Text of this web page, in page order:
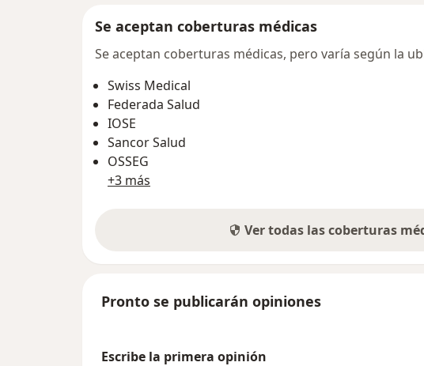
Se aceptan coberturas médicas
Se aceptan coberturas médicas, pero varía según la
Swiss Medical
Federada Salud
IOSE
Sancor Salud
OSSEG
+3 más
Ver todas las coberturas
Pronto se publicarán opiniones
Escribe la primera opinión